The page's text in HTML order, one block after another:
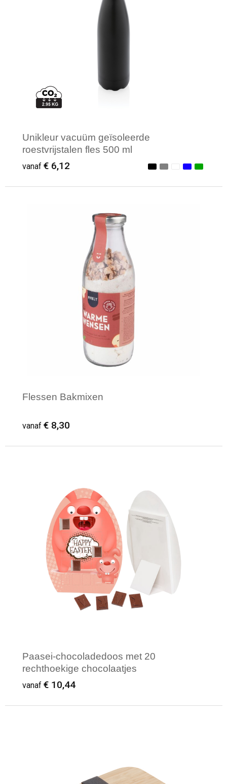
Unikleur vacuüm geïsoleerde
roestvrijstalen fles 500 ml
vanaf € 6,12
Minimale afname: 1
Flessen Bakmixen
vanaf € 8,30
Paasei-chocoladedoos met 20
rechthoekige chocolaatjes
vanaf € 10,44